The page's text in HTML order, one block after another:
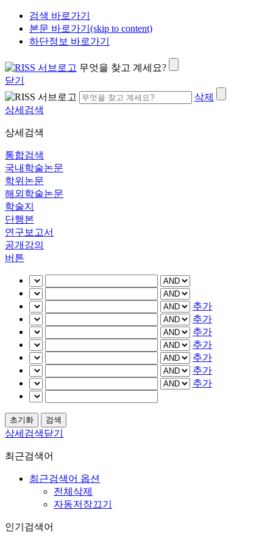
검색 바로가기
본문 바로가기(skip to content)
하단정보 바로가기
무엇을 찾고 계세요?
닫기
삭제
상세검색
상세검색
통합검색
국내학술논문
학위논문
해외학술논문
학술지
단행본
연구보고서
공개강의
버튼
추가
추가
추가
추가
추가
추가
추가
상세검색닫기
최근검색어
최근검색어 옵션
전체삭제
자동저장끄기
인기검색어